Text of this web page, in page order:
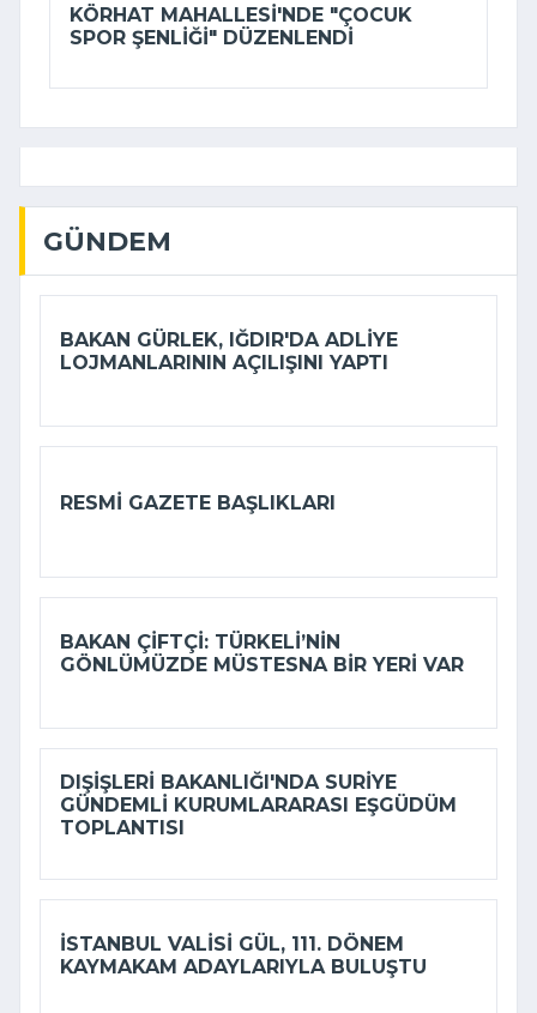
KÖRHAT MAHALLESI'NDE "ÇOCUK
SPOR ŞENLIĞI" DÜZENLENDI
GÜNDEM
BAKAN GÜRLEK, IĞDIR'DA ADLIYE
LOJMANLARININ AÇILIŞINI YAPTI
RESMI GAZETE BAŞLIKLARI
BAKAN ÇIFTÇI: TÜRKELI’NIN
GÖNLÜMÜZDE MÜSTESNA BIR YERI VAR
DIŞIŞLERI BAKANLIĞI'NDA SURIYE
GÜNDEMLI KURUMLARARASI EŞGÜDÜM
TOPLANTISI
İSTANBUL VALISI GÜL, 111. DÖNEM
KAYMAKAM ADAYLARIYLA BULUŞTU